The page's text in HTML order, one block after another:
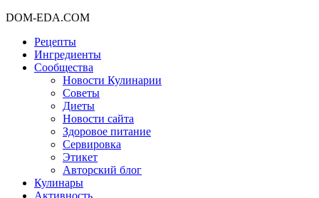
DOM-EDA.COM
Рецепты
Ингредиенты
Сообщества
Новости Кулинарии
Советы
Диеты
Новости сайта
Здоровое питание
Сервировка
Этикет
Авторский блог
Кулинары
Активность